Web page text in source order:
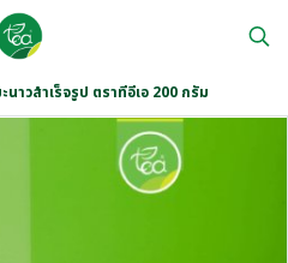
นาวสำเร็จรูป ตราทีอีเอ 200 กรัม